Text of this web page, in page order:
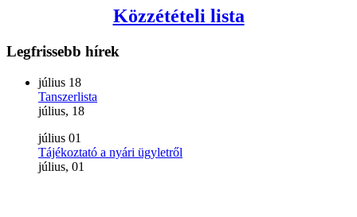
Közzétételi lista
Legfrissebb hírek
július 18
Tanszerlista
július, 18
július 01
Tájékoztató a nyári ügyletről
július, 01